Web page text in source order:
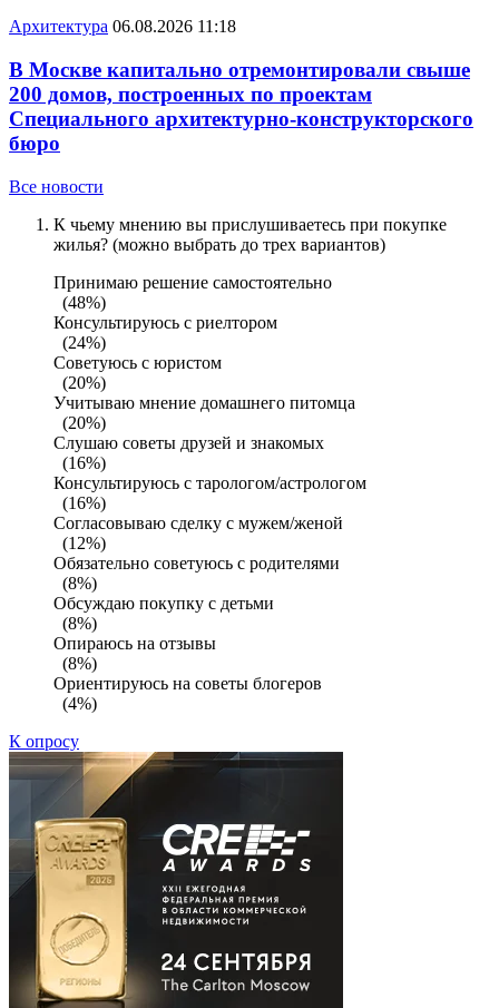
Архитектура 06.08.2026 11:18
В Москве капитально отремонтировали свыше
200 домов, построенных по проектам
Специального архитектурно-конструкторского
бюро
Все новости
К чьему мнению вы прислушиваетесь при покупке
жилья? (можно выбрать до трех вариантов)
Принимаю решение самостоятельно
(48%)
Консультируюсь с риелтором
(24%)
Советуюсь с юристом
(20%)
Учитываю мнение домашнего питомца
(20%)
Слушаю советы друзей и знакомых
(16%)
Консультируюсь с тарологом/астрологом
(16%)
Согласовываю сделку с мужем/женой
(12%)
Обязательно советуюсь с родителями
(8%)
Обсуждаю покупку с детьми
(8%)
Опираюсь на отзывы
(8%)
Ориентируюсь на советы блогеров
(4%)
К опросу